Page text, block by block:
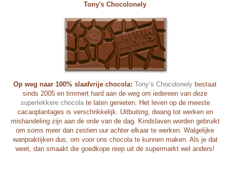
Tony's Chocolonely
Op weg naar 100% slaafvrije chocola: Tony’s Chocolonely bestaat
sinds 2005 en timmert hard aan de weg om iedereen van deze
superlekkere chocolate laten genieten. Het leven op de meeste
cacaoplantages is verschrikkelijk. Uitbuiting, dwang tot werken en
mishandeling zijn aan de orde van de dag. Kindslaven worden gebruikt
om soms meer dan zestien uur achter elkaar te werken. Walgelijke
wanpraktijken dus, om voor ons chocola te kunnen maken. Als je dat
weet, dan smaakt die goedkope reep uit de supermarkt wel anders!